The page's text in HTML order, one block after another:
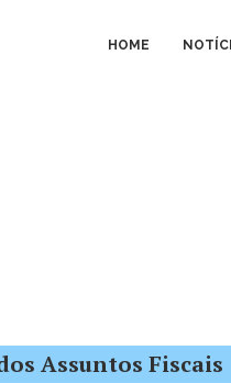
HOME
Assuntos Fiscais